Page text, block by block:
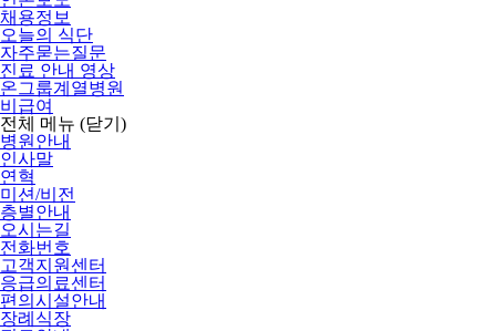
채용정보
오늘의 식단
자주묻는질문
진료 안내 영상
온그룹계열병원
비급여
전체 메뉴 (닫기)
병원안내
인사말
연혁
미션/비전
층별안내
오시는길
전화번호
고객지원센터
응급의료센터
편의시설안내
장례식장